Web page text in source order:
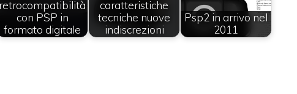
retrocompatibilità
con PSP in
formato digitale
caratteristiche
tecniche nuove
indiscrezioni
Psp2 in arrivo nel
2011